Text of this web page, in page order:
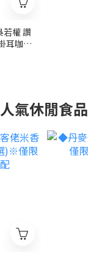
若權 讚
耳咖啡
人氣休閒食品